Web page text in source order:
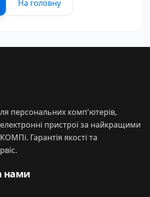
На головну
персональних комп'ютерів,
пристрої за найкращими
Гарантія якості та
нами